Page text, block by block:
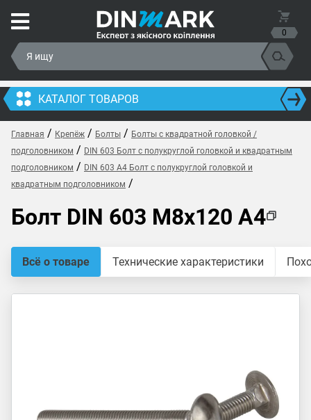
0
КАТАЛОГ ТОВАРОВ
Главная / Крепёж / Болты / Болты с квадратной головкой /
подголовником / DIN 603 Болт с полукруглой головкой и квадратным
подголовником / DIN 603 A4 Болт с полукруглой головкой и
квадратным подголовником /
Болт DIN 603 M8x120 A4
Всё о товаре Технические характеристики